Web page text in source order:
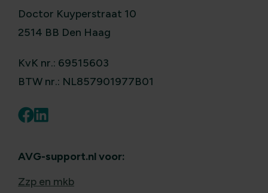
Doctor Kuyperstraat 10
2514 BB Den Haag
KvK nr.: 69515603
BTW nr.: NL857901977B01
AVG-support.nl voor:
Zzp en mkb